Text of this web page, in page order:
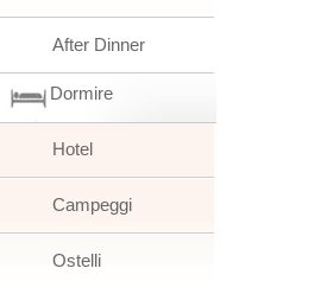
After Dinner
Dormire
Hotel
Campeggi
Ostelli